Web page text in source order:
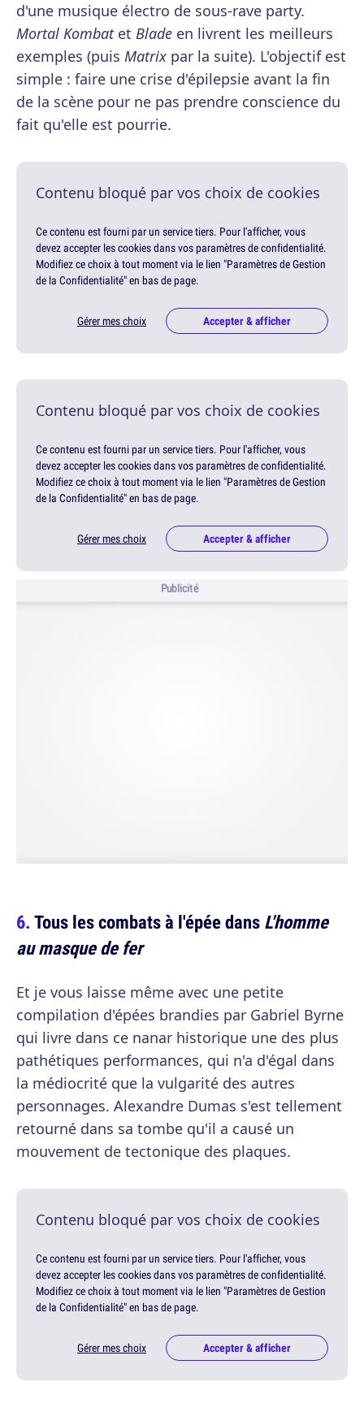
d'une musique électro de sous-rave party.
Mortal Kombatet Blade en livrent les meilleurs
exemples (puis Matrix par la suite). L'objectif est
simple : faire une crise d'épilepsie avant la fin
de la scène pour ne pas prendre conscience du
fait qu'elle est pourrie.
Contenu bloqué par vos choix de cookies
Ce contenu est fourni par un service tiers. Pour l'afficher, vous
devez accepter les cookies dans vos paramètres de confidentialité.
Modifiez ce choix à tout moment via le lien "Paramètres de Gestion
de la Confidentialité" en bas de page.
Gérer mes choix Accepter & afficher
Contenu bloqué par vos choix de cookies
Ce contenu est fourni par un service tiers. Pour l'afficher, vous
devez accepter les cookies dans vos paramètres de confidentialité.
Modifiez ce choix à tout moment via le lien "Paramètres de Gestion
de la Confidentialité" en bas de page.
Gérer mes choix Accepter & afficher
Publicité
Tous les combats à l'épée dansL'homme
au masque de fer
Et je vous laisse même avec une petite
compilation d'épées brandies par Gabriel Byrne
qui livre dans ce nanar historique une des plus
pathétiques performances, qui n'a d'égal dans
la médiocrité que la vulgarité des autres
personnages. Alexandre Dumas s'est tellement
retourné dans sa tombe qu'il a causé un
mouvement de tectonique des plaques.
Contenu bloqué par vos choix de cookies
Ce contenu est fourni par un service tiers. Pour l'afficher, vous
devez accepter les cookies dans vos paramètres de confidentialité.
Modifiez ce choix à tout moment via le lien "Paramètres de Gestion
de la Confidentialité" en bas de page.
Gérer mes choix Accepter & afficher